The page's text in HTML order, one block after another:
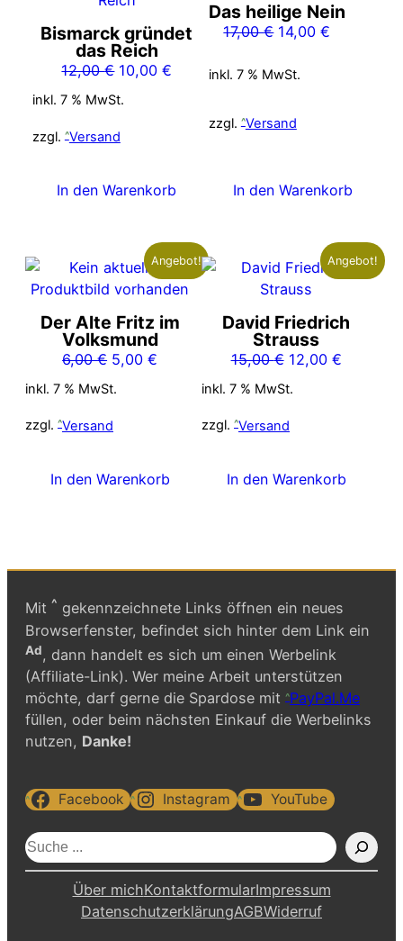
Bismarck gründet
das Reich
12,00€ Ursprünglicher
Preis
12,00 €
10,00€ Aktueller
10,00 €.
inkl. 7 % MwSt.
zzgl. Versand
In den Warenkorb
Das heilige Nein
17,00€ Ursprünglicher
war:
14,00€
inkl. 7 % MwSt.
zzgl. Versand
In den Warenkorb
Angebot!
Der Alte Fritz im
Volksmund
6,00€ Ursprünglicher
Preis
6,00 €
5,00€
5,00 €.
inkl. 7 % MwSt.
zzgl. Versand
In den Warenkorb
Angebot!
David Friedrich
Strauss
15,00€ Ursprünglicher
Preis
15,00 €
12,00 €Aktueller
inkl. 7 % MwSt.
zzgl. Versand
In den Warenkorb
Mit ^ gekennzeichnete Links öffnen ein neues
Browserfenster, befindet sich hinter dem Link ein
Ad, dann handelt es sich um einen Werbelink
(Affiliate-Link). Wer meine Arbeit unterstützen
möchte, darf gerne die Spardose mit PayPal.Me
füllen, oder beim nächsten Einkauf die Werbelinks
nutzen, Danke!
Facebook Instagram YouTube
S
u
Über michKontaktformularImpressum
DatenschutzerklärungAGBWiderruf